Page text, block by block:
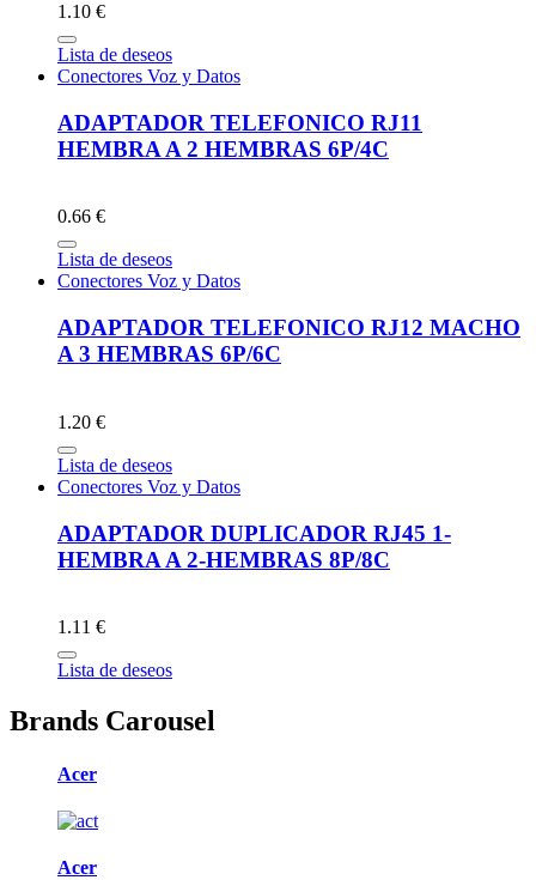
1.10 €
Lista de deseos
Conectores Voz y Datos
ADAPTADOR TELEFONICO RJ11
HEMBRA A 2 HEMBRAS 6P/4C
0.66 €
Lista de deseos
Conectores Voz y Datos
ADAPTADOR TELEFONICO RJ12 MACHO
A 3 HEMBRAS 6P/6C
1.20 €
Lista de deseos
Conectores Voz y Datos
ADAPTADOR DUPLICADOR RJ45 1-
HEMBRA A 2-HEMBRAS 8P/8C
1.11 €
Lista de deseos
Brands Carousel
Acer
Acer